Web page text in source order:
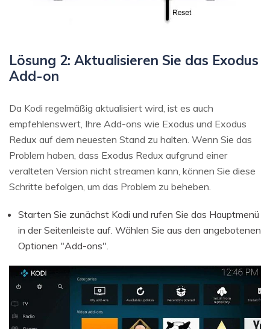
Lösung 2: Aktualisieren Sie das Exodus
Add-on
Da Kodi regelmäßig aktualisiert wird, ist es auch
empfehlenswert, Ihre Add-ons wie Exodus und Exodus
Redux auf dem neuesten Stand zu halten. Wenn Sie das
Problem haben, dass Exodus Redux aufgrund einer
veralteten Version nicht streamen kann, können Sie diese
Schritte befolgen, um das Problem zu beheben.
Starten Sie zunächst Kodi und rufen Sie das Hauptmenü
in der Seitenleiste auf. Wählen Sie aus den angebotenen
Optionen "Add-ons".